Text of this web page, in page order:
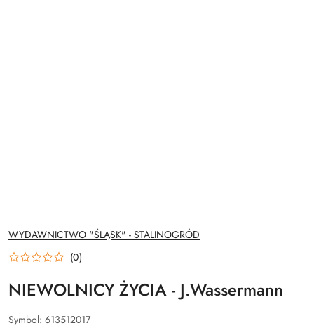
NAZWA
PRODUCENTA:
WYDAWNICTWO "ŚLĄSK" - STALINOGRÓD
(0)
NIEWOLNICY ŻYCIA - J.Wassermann
Symbol: 613512017